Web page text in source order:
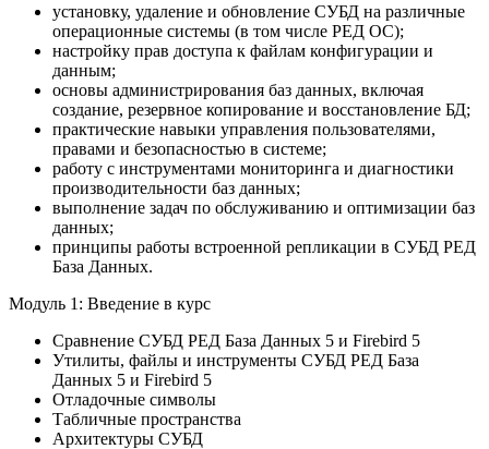
установку, удаление и обновление СУБД на различные
операционные системы (в том числе РЕД ОС);
настройку прав доступа к файлам конфигурации и
данным;
основы администрирования баз данных, включая
создание, резервное копирование и восстановление БД;
практические навыки управления пользователями,
правами и безопасностью в системе;
работу с инструментами мониторинга и диагностики
производительности баз данных;
выполнение задач по обслуживанию и оптимизации баз
данных;
принципы работы встроенной репликации в СУБД РЕД
База Данных.
Модуль 1: Введение в курс
Сравнение СУБД РЕД База Данных 5 и Firebird 5
Утилиты, файлы и инструменты СУБД РЕД База
Данных 5 и Firebird 5
Отладочные символы
Табличные пространства
Архитектуры СУБД